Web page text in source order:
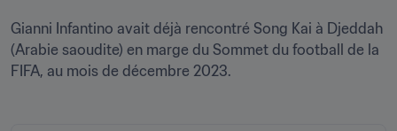
Gianni Infantino avait déjà rencontré Song Kai à Djeddah
(Arabie saoudite) en marge du Sommet du football de la
FIFA, au mois de décembre 2023.